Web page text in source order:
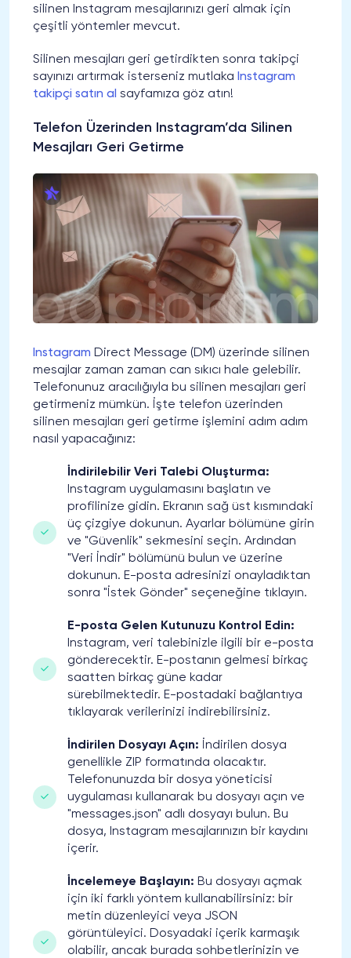
silinen Instagram mesajlarınızı geri almak için
çeşitli yöntemler mevcut.
Silinen mesajları geri getirdikten sonra takipçi
sayınızı artırmak isterseniz mutlaka Instagram
takipçi satın al sayfamıza göz atın!
Telefon Üzerinden Instagram’da Silinen
Mesajları Geri Getirme
Instagram Direct Message (DM) üzerinde silinen
mesajlar zaman zaman can sıkıcı hale gelebilir.
Telefonunuz aracılığıyla bu silinen mesajları geri
getirmeniz mümkün. İşte telefon üzerinden
silinen mesajları geri getirme işlemini adım adım
nasıl yapacağınız:
İndirilebilir Veri Talebi Oluşturma:
Instagram uygulamasını başlatın ve
profilinize gidin. Ekranın sağ üst kısmındaki
üç çizgiye dokunun. Ayarlar bölümüne girin
ve "Güvenlik" sekmesini seçin. Ardından
"Veri İndir" bölümünü bulun ve üzerine
dokunun. E-posta adresinizi onayladıktan
sonra "İstek Gönder" seçeneğine tıklayın.
E-posta Gelen Kutunuzu Kontrol Edin:
Instagram, veri talebinizle ilgili bir e-posta
gönderecektir. E-postanın gelmesi birkaç
saatten birkaç güne kadar
sürebilmektedir. E-postadaki bağlantıya
tıklayarak verilerinizi indirebilirsiniz.
İndirilen Dosyayı Açın: İndirilen dosya
genellikle ZIP formatında olacaktır.
Telefonunuzda bir dosya yöneticisi
uygulaması kullanarak bu dosyayı açın ve
"messages.json" adlı dosyayı bulun. Bu
dosya, Instagram mesajlarınızın bir kaydını
içerir.
İncelemeye Başlayın: Bu dosyayı açmak
için iki farklı yöntem kullanabilirsiniz: bir
metin düzenleyici veya JSON
görüntüleyici. Dosyadaki içerik karmaşık
olabilir, ancak burada sohbetlerinizin ve